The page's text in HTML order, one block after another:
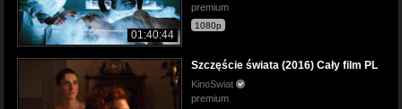
01:40:44
premium
1080p
Szczęście świata (2016) Cały film PL
KinoSwiat
premium